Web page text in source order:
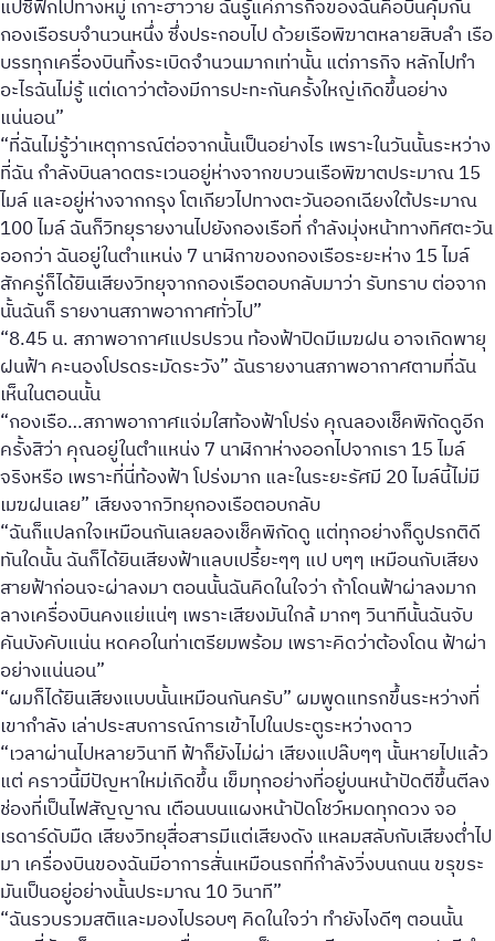
แปซิฟิกไปทางหมู่ เกาะฮาวาย ฉันรู้แค่ภารกิจของฉันคือบินคุ้มกัน
กองเรือรบจำนวนหนึ่ง ซึ่งประกอบไป ด้วยเรือพิฆาตหลายสิบลำ เรือ
บรรทุกเครื่องบินทิ้งระเบิดจำนวนมากเท่านั้น แต่ภารกิจ หลักไปทำ
อะไรฉันไม่รู้ แต่เดาว่าต้องมีการปะทะกันครั้งใหญ่เกิดขึ้นอย่าง
แน่นอน”
“ที่ฉันไม่รู้ว่าเหตุการณ์ต่อจากนั้นเป็นอย่างไร เพราะในวันนั้นระหว่าง
ที่ฉัน กำลังบินลาดตระเวนอยู่ห่างจากขบวนเรือพิฆาตประมาณ 15
ไมล์ และอยู่ห่างจากกรุง โตเกียวไปทางตะวันออกเฉียงใต้ประมาณ
100 ไมล์ ฉันก็วิทยุรายงานไปยังกองเรือที่ กำลังมุ่งหน้าทางทิศตะวัน
ออกว่า ฉันอยู่ในตำแหน่ง 7 นาฬิกาของกองเรือระยะห่าง 15 ไมล์
สักครู่ก็ได้ยินเสียงวิทยุจากกองเรือตอบกลับมาว่า รับทราบ ต่อจาก
นั้นฉันก็ รายงานสภาพอากาศทั่วไป”
“8.45 น. สภาพอากาศแปรปรวน ท้องฟ้าปิดมีเมฆฝน อาจเกิดพายุ
ฝนฟ้า คะนองโปรดระมัดระวัง” ฉันรายงานสภาพอากาศตามที่ฉัน
เห็นในตอนนั้น
“กองเรือ…สภาพอากาศแจ่มใสท้องฟ้าโปร่ง คุณลองเช็คพิกัดดูอีก
ครั้งสิว่า คุณอยู่ในตำแหน่ง 7 นาฬิกาห่างออกไปจากเรา 15 ไมล์
จริงหรือ เพราะที่นี่ท้องฟ้า โปร่งมาก และในระยะรัศมี 20 ไมล์นี้ไม่มี
เมฆฝนเลย” เสียงจากวิทยุกองเรือตอบกลับ
“ฉันก็แปลกใจเหมือนกันเลยลองเช็คพิกัดดู แต่ทุกอย่างก็ดูปรกติดี
ทันใดนั้น ฉันก็ได้ยินเสียงฟ้าแลบเปรี้ยะๆๆ แป บๆๆ เหมือนกับเสียง
สายฟ้าก่อนจะผ่าลงมา ตอนนั้นฉันคิดในใจว่า ถ้าโดนฟ้าผ่าลงมาก
ลางเครื่องบินคงแย่แน่ๆ เพราะเสียงมันใกล้ มากๆ วินาทีนั้นฉันจับ
คันบังคับแน่น หดคอในท่าเตรียมพร้อม เพราะคิดว่าต้องโดน ฟ้าผ่า
อย่างแน่นอน”
“ผมก็ได้ยินเสียงแบบนั้นเหมือนกันครับ” ผมพูดแทรกขึ้นระหว่างที่
เขากำลัง เล่าประสบการณ์การเข้าไปในประตูระหว่างดาว
“เวลาผ่านไปหลายวินาที ฟ้าก็ยังไม่ผ่า เสียงแปล๊บๆๆ นั้นหายไปแล้ว
แต่ คราวนี้มีปัญหาใหม่เกิดขึ้น เข็มทุกอย่างที่อยู่บนหน้าปัดตีขึ้นตีลง
ช่องที่เป็นไฟสัญญาณ เตือนบนแผงหน้าปัดโชว์หมดทุกดวง จอ
เรดาร์ดับมืด เสียงวิทยุสื่อสารมีแต่เสียงดัง แหลมสลับกับเสียงต่ำไป
มา เครื่องบินของฉันมีอาการสั่นเหมือนรถที่กำลังวิ่งบนถนน ขรุขระ
มันเป็นอยู่อย่างนั้นประมาณ 10 วินาที”
“ฉันรวบรวมสติและมองไปรอบๆ คิดในใจว่า ทำยังไงดีๆ ตอนนั้น